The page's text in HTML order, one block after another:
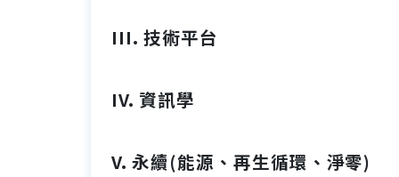
III. 技術平台
IV. 資訊學
V. 永續(能源、再生循環、淨零)